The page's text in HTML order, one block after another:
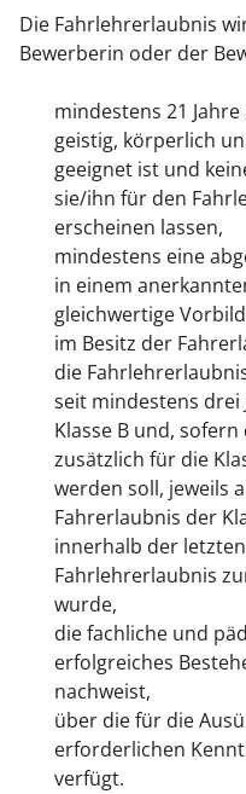
Die Fahrlehrerlaubnis
Bewerberin oder der
mindestens 21 Jahre
geistig, körperlich
geeignet ist und
sie/ihn für den
erscheinen lassen,
mindestens eine
in einem
gleichwertige
im Besitz der
die
seit mindestens drei
Klasse B und,
zusätzlich für die
werden soll, jeweils
Fahrerlaubnis der
innerhalb der
Fahrlehrerlaubnis
wurde,
die fachliche und
erfolgreiches
nachweist,
über die für die
erforderlichen
verfügt.